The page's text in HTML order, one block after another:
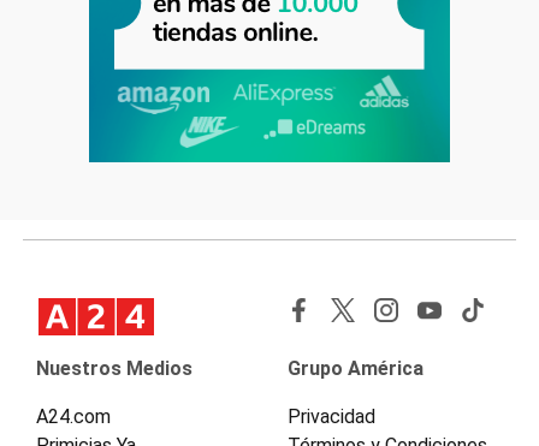
Nuestros Medios
A24.com
Grupo América
Privacidad